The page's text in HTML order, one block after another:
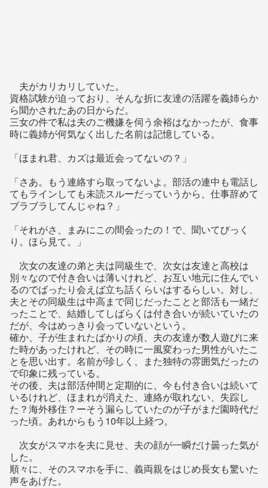
夫がカリカリしていた。
資格試験が迫っており、そんな折に友達の活躍を義姉らか
ら聞かされたあの日からだ。
三女の件で私は夫のご機嫌を伺う余裕はなかったが、食事
時に義姉が何気なく出した名前は記憶している。
「ほまれ君、カズは最近会ってないの？」
「さあ。もう連絡すら取ってないよ。部活の連中も電話し
てもラインしても未読スルーだっていうから、仕事辞めて
ブラブラしてんじゃね？」
「それがさ、まみにこの間会ったの！で、聞いてびっく
り。ほら見て。」
次女の友達の弟と夫は同級生で、次女は友達と高校は
別々なので付き合いは薄いけれど、お互い地元に住んでい
るのでばったり会えば立ち話くらいはするらしい。対し、
夫とその同級生は中高まで同じだったことと部活も一緒だ
ったことで、結婚してしばらくは付き合いが続いていたの
だが、今はめっきり会っていないという。
確か、子が生まれたばかりの頃、夫の友達が数人遊びに来
た時があったけれど、その時に一風変わった男性がいたこ
とを思い出す。名前が珍しく、また独特の雰囲気だったの
で印象に残っている。
その後、夫は部活仲間と定期的に、今も付き合いは続いて
いるけれど、ほまれが消えた、連絡が取れない、失踪し
た？海外移住？ーそう漏らしていたのが子がまだ園時代だ
った頃。あれからもう10年以上経つ。
次女がスマホを夫に見せ、夫の顔が一瞬だけ曇った気が
した。
順々に、そのスマホを手に、義両親をはじめ長女も驚いた
声をあげた。